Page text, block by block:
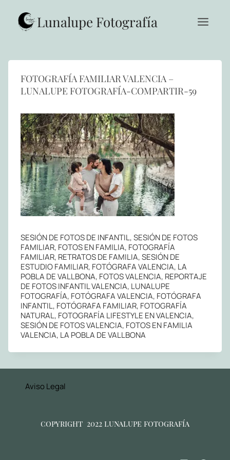
contenido Lunalupe Fotografía
FOTOGRAFÍA FAMILIAR VALENCIA –
LUNALUPE FOTOGRAFÍA-COMPARTIR-59
SESIÓN DE FOTOS DE INFANTIL, SESIÓN DE FOTOS
FAMILIAR, FOTOS EN FAMILIA, FOTOGRAFÍA
FAMILIAR, RETRATOS DE FAMILIA, SESIÓN DE
ESTUDIO FAMILIAR, FOTÓGRAFA VALENCIA, LA
POBLA DE VALLBONA, FOTOS VALENCIA, REPORTAJE
DE FOTOS INFANTIL VALENCIA, LUNALUPE
FOTOGRAFÍA, FOTÓGRAFA VALENCIA, FOTÓGRAFA
INFANTIL, FOTÓGRAFA FAMILIAR, FOTOGRAFÍA
NATURAL, FOTOGRAFÍA LIFESTYLE EN VALENCIA,
SESIÓN DE FOTOS VALENCIA, FOTOS EN FAMILIA
VALENCIA, LA POBLA DE VALLBONA
Aviso Legal
copyright 2022 lunalupe fotografía